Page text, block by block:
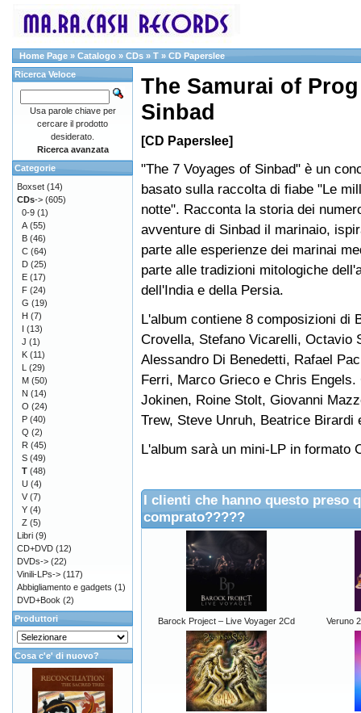
Home Page » Catalogo » CDs » T » CD Paperslee
The Samurai of
Sinbad
[CD Paperslee]
"The 7 Voyages of Sinbad" è un
basato sulla raccolta di fiabe "Le
notte". Racconta la storia dei
avventure di Sinbad il marinaio,
parte alle esperienze dei marinai
parte alle tradizioni mitologiche
dell'India e della Persia.
L'album contiene 8 composizioni di
Crovella, Stefano Vicarelli, Octavio
Alessandro Di Benedetti, Rafael
Ferri, Marco Grieco e Chris
Jokinen, Roine Stolt, Giovanni
Trew, Steve Unruh, Beatrice Birardi
L'album sarà un mini-LP in formato
I clienti che hanno questo preso
comprato?????
Barock Project – Live Voyager 2Cd Veruno
Ricerca Veloce
Usa parole chiave per
cercare il prodotto
desiderato.
Ricerca avanzata
Categorie
Boxset (14)
CDs-> (605)
0-9 (1)
A (55)
B (46)
C (64)
D (25)
E (17)
F (24)
G (19)
H (7)
I (13)
J (1)
K (11)
L (29)
M (50)
N (14)
O (24)
P (40)
Q (2)
R (45)
S (49)
T (48)
U (4)
V (7)
Y (4)
Z (5)
Libri (9)
CD+DVD (12)
DVDs-> (22)
Vinili-LPs-> (117)
Abbigliamento e gadgets (1)
DVD+Book (2)
Produttori
Cosa c'e' di nuovo?